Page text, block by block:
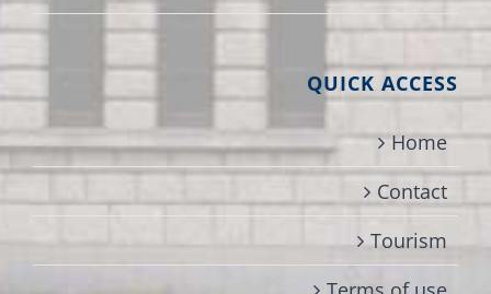
QUICK ACCESS
Home
Contact
Tourism